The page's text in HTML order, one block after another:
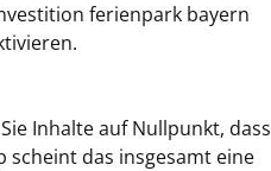
ferienpark bayern
Inhalte auf Nullpunkt, dass
scheint das insgesamt eine